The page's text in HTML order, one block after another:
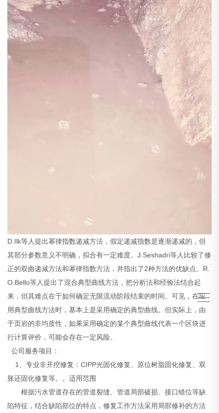
D.Ilk等人提出幂律指数递减方法，假定递减指数是逐渐递减的，但
其部分参数意义不明确，拟合有一定难度。J.Seshadri等人比较了修
正的双曲递减方法和幂律指数方法，并指出了2种方法的优缺点。R.
O.Bello等人提出了混合典型曲线方法，把分析法和经验法结合起
来，但其难点在于如何确定无限流动阶段结束的时间。可见，在应
用典型曲线方法时，基本上是采用确定的典型曲线。但实际上，由
于页岩的非均质性，如果采用确定的某个典型曲线代表一个区块进
行计算评价，可能会存在一定风险。
公司服务项目：
1、专业非开挖修复：CIPP光固化修复、原位树脂固化修复、双
胀还固化修复等。。适用范围
根据污水管道存在的管道裂缝、管道局部破损、接口错位等缺
陷特征，结合缺陷部位的特点，修复工作方法采用局部修补的方法